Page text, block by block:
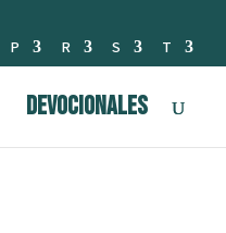
P R S T
Devocionales